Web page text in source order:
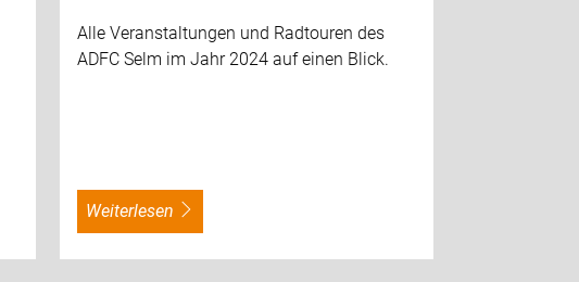
Alle Veranstaltungen und Radtouren des
ADFC Selm im Jahr 2024 auf einen Blick.
weiterlesen